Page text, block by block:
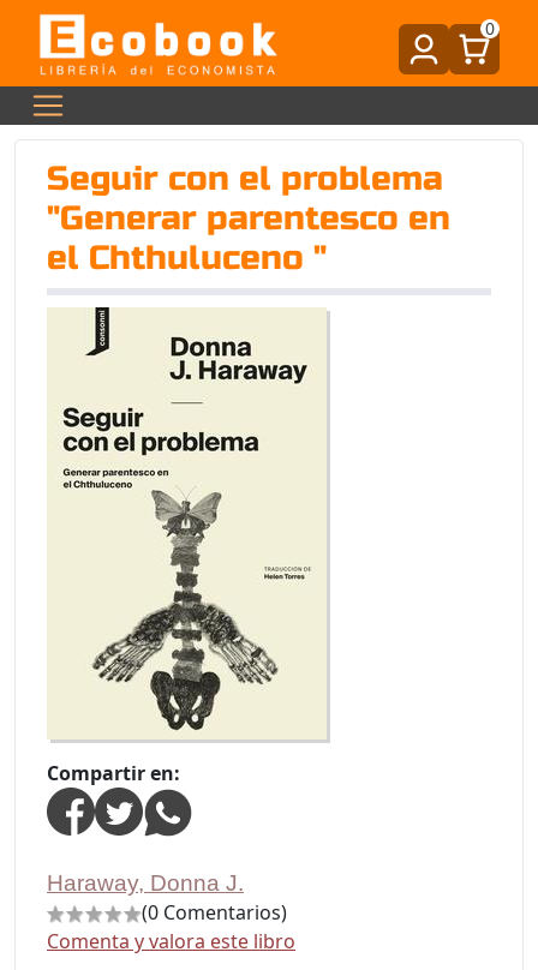
0
Seguir con el problema
"Generar parentesco en
el Chthuluceno "
Compartir en:
Haraway, Donna J.
(0 Comentarios)
Comenta y valora este libro